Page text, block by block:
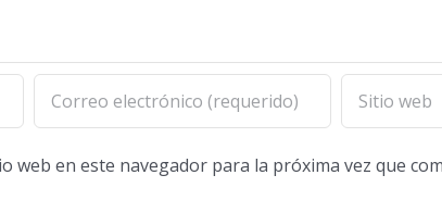
web en este navegador para la próxima vez que